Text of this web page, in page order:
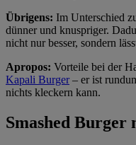
Übrigens: Im Unterschied
dünner und knuspriger.
nicht nur besser, sondern
Apropos: Vorteile bei der
Kapali Burger– er ist
nichts kleckern kann.
Smashed Burger